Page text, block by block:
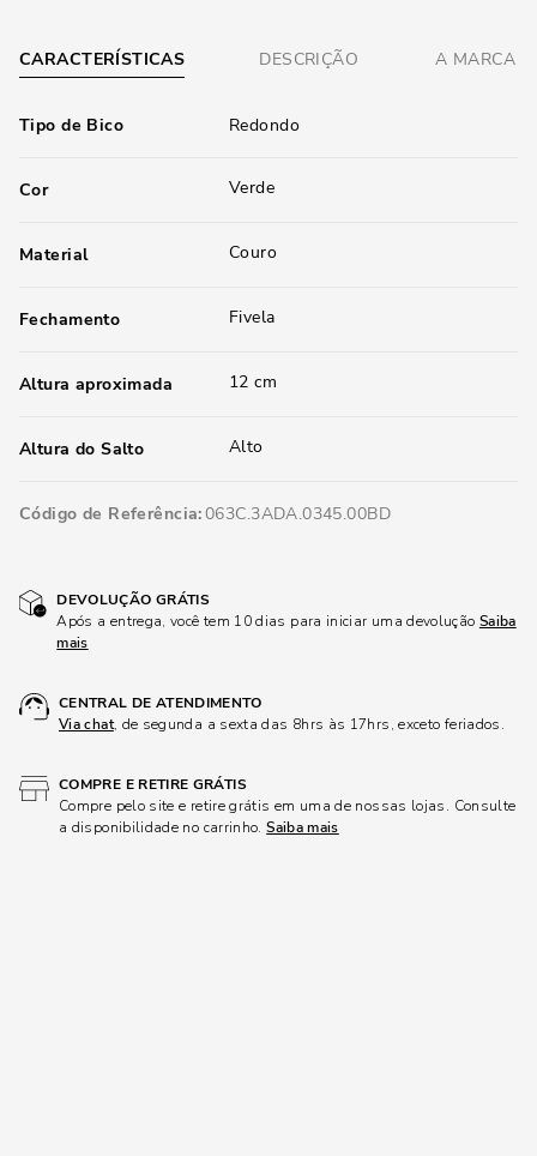
CARACTERÍSTICAS DESCRIÇÃO A MARCA
Tipo de Bico Redondo
Cor Verde
Material Couro
Fechamento Fivela
Altura aproximada 12 cm
Altura do Salto Alto
Código de Referência 063C.3ADA.0345.00BD
DEVOLUÇÃO GRÁTIS
Após a entrega, você tem 10 dias para iniciar uma devolução Saiba
mais
CENTRAL DE ATENDIMENTO
Via chat, de segunda a sexta das 8hrs às 17hrs, exceto feriados.
COMPRE E RETIRE GRÁTIS
Compre pelo site e retire grátis em uma de nossas lojas. Consulte
a disponibilidade no carrinho.Saiba mais